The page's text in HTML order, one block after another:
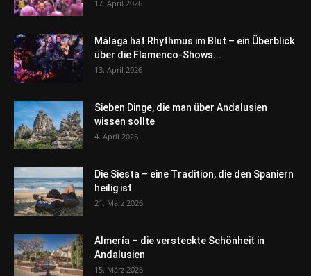
17. April 2026
Málaga hat Rhythmus im Blut – ein Überblick
über die Flamenco-Shows...
13. April 2026
Sieben Dinge, die man über Andalusien
wissen sollte
4. April 2026
Die Siesta – eine Tradition, die den Spaniern
heilig ist
21. März 2026
Almería – die versteckte Schönheit in
Andalusien
15. März 2026